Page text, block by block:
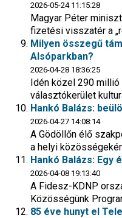
2026-05-24 11:15:28
Magyar Péter
fizetési visszatér a
Milyen összegű
Alsóparkban?
2026-04-28 18:36:25
Idén közel 290
választókerület
Hankó Balázs:
2026-04-27 14:08:14
A Gödöllőn élő
a helyi
Hankó Balázs:
2026-04-08 19:13:40
A Fidesz-KDNP
Közösségünk
85 éve hunyt el